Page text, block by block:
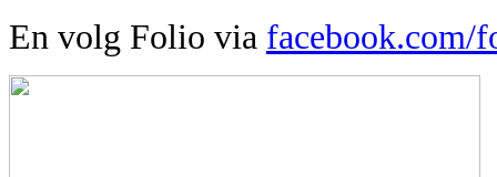
En volg Folio via